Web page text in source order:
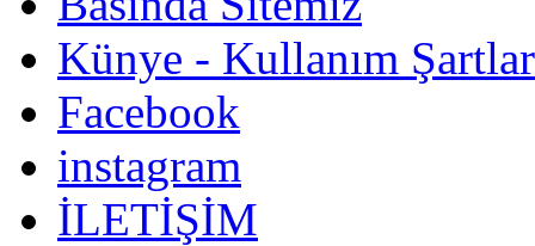
Künye - Kullanım
Facebook
instagram
İLETİŞİM